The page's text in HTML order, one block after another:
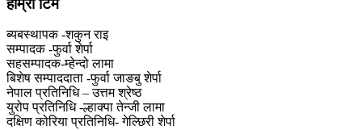
हाम्राे टिम
ब्यबस्थापक -शकुन राइ
सम्पादक -फुर्वा शेर्पा
सहसम्पादक-म्हेन्दो लामा
‍बिशेष सम्पाददाता -फुर्वा जा‌ङबु शेर्पा
नेपाल प्रतिनिधि – उत्तम श्रेष्ठ
युरोप प्रतिनिधि -ल्हाक्पा तेन्जी लामा
दक्षिण कोरिया प्रतिनिधि- गेल्छिरी शेर्पा